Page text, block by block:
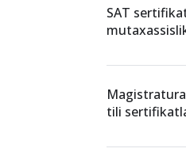
SAT
tili